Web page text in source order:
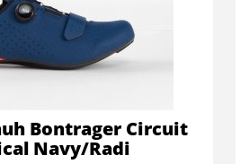
Bontrager Circuit
Navy/Radi